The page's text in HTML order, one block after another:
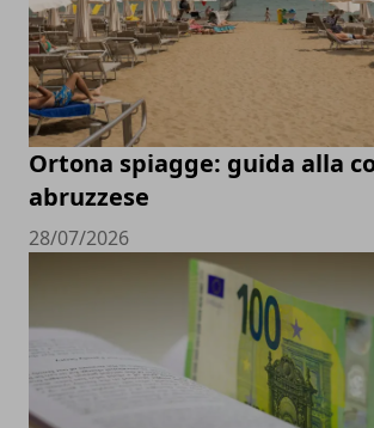
Ortona spiagge: guida alla
abruzzese
28/07/2026